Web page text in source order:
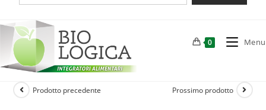
0 Menu
Prodotto precedente Prossimo prodotto